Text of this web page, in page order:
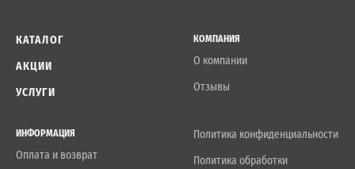
КАТАЛОГ
АКЦИИ
УСЛУГИ
КОМПАНИЯ
О компании
Отзывы
ИНФОРМАЦИЯ
Оплата и возврат
Политика конфиденциальности
Политика обработки